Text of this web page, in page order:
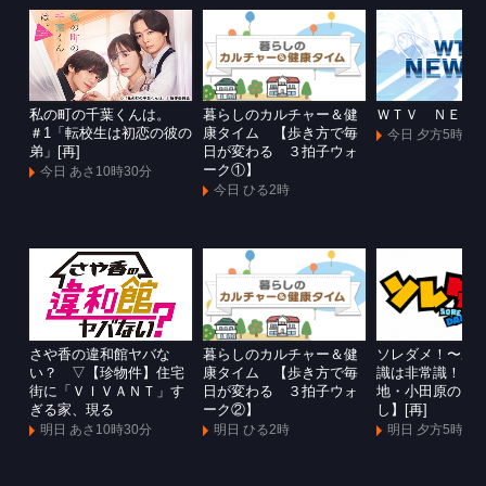
私の町の千葉くんは。
＃1「転校生は初恋の彼の
弟」[再]
今日 あさ10時30分
暮らしのカルチャー＆健
康タイム 【歩き方で毎
日が変わる ３拍子ウォ
ーク①】
今日 ひる2時
ＷＴＶ ＮＥＷ
今日 夕方5時55
さや香の違和館ヤバな
い？ ▽【珍物件】住宅
街に「ＶＩＶＡＮＴ」す
ぎる家、現る
明日 あさ10時30分
暮らしのカルチャー＆健
康タイム 【歩き方で毎
日が変わる ３拍子ウォ
ーク②】
明日 ひる2時
ソレダメ！〜あ
識は非常識！？
地・小田原のマ
し】[再]
明日 夕方5時